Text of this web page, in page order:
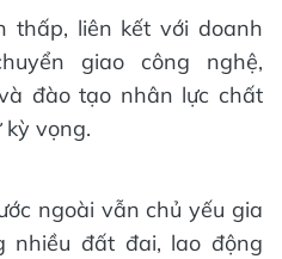
thấp, liên kết với doanh
giao công nghệ,
đào tạo nhân lực chất
vọng.
ngoài vẫn chủ yếu gia
nhiều đất đai, lao động